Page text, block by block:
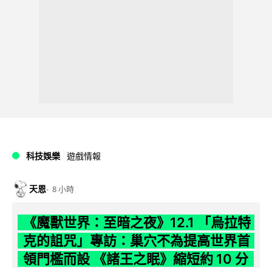
科技娛樂 遊戲情報
天恩 8 小時
《魔獸世界：至暗之夜》12.1 「烏拉特
克的詛咒」專訪：巢穴不為提高世界首
領門檻而設 《諸王之眠》縮短約 10 分